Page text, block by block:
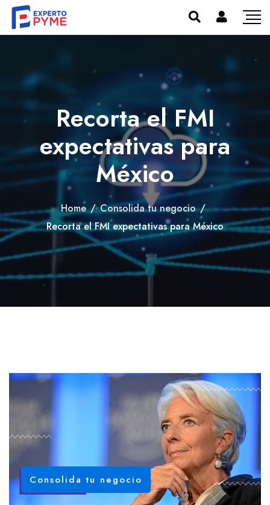
Recorta el FMI
expectativas para
México
Home / Consolida tu negocio /
Recorta el FMI expectativas para México
Consolida tu negocio